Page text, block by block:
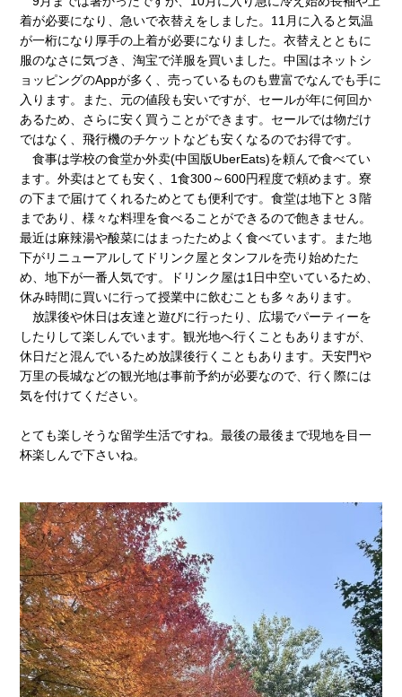
着が必要になり、急いで衣替えをしました。11月に入ると気温
が一桁になり厚手の上着が必要になりました。衣替えとともに
服のなさに気づき、淘宝で洋服を買いました。中国はネットシ
ョッピングのAppが多く、売っているものも豊富でなんでも手に
入ります。また、元の値段も安いですが、セールが年に何回か
あるため、さらに安く買うことができます。セールでは物だけ
ではなく、飛行機のチケットなども安くなるのでお得です。
食事は学校の食堂か外卖(中国版UberEats)を頼んで食べてい
ます。外卖はとても安く、1食300～600円程度で頼めます。寮
の下まで届けてくれるためとても便利です。食堂は地下と３階
まであり、様々な料理を食べることができるので飽きません。
最近は麻辣湯や酸菜にはまったためよく食べています。また地
下がリニューアルしてドリンク屋とタンフルを売り始めたた
め、地下が一番人気です。ドリンク屋は1日中空いているため、
休み時間に買いに行って授業中に飲むことも多々あります。
放課後や休日は友達と遊びに行ったり、広場でパーティーを
したりして楽しんでいます。観光地へ行くこともありますが、
休日だと混んでいるため放課後行くこともあります。天安門や
万里の長城などの観光地は事前予約が必要なので、行く際には
気を付けてください。
とても楽しそうな留学生活ですね。最後の最後まで現地を目一
杯楽しんで下さいね。